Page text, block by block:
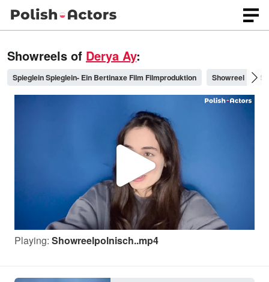
Showreels of Derya Ay:
Spieglein Spieglein- Ein Bertinaxe Film Filmproduktion Showreel
P
l
Playing: Showreelpolnisch..mp4